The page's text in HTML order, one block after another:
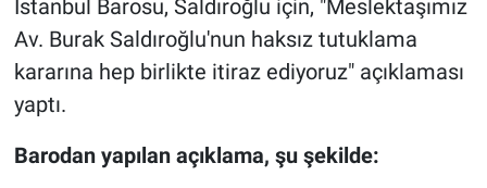
İstanbul Barosu, Saldıroğlu için, "Meslektaşımız
Av. Burak Saldıroğlu'nun haksız tutuklama
kararına hep birlikte itiraz ediyoruz" açıklaması
yaptı.
Barodan yapılan açıklama, şu şekilde:
Kültür Sanat
Ne demişti